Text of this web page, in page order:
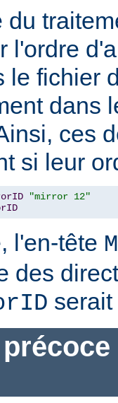
du
l'ordre
le fichier
dans
ces
si leur
"mirror 12"
l'en-tête
des